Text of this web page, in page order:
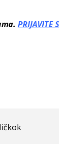
PRIJAVITE